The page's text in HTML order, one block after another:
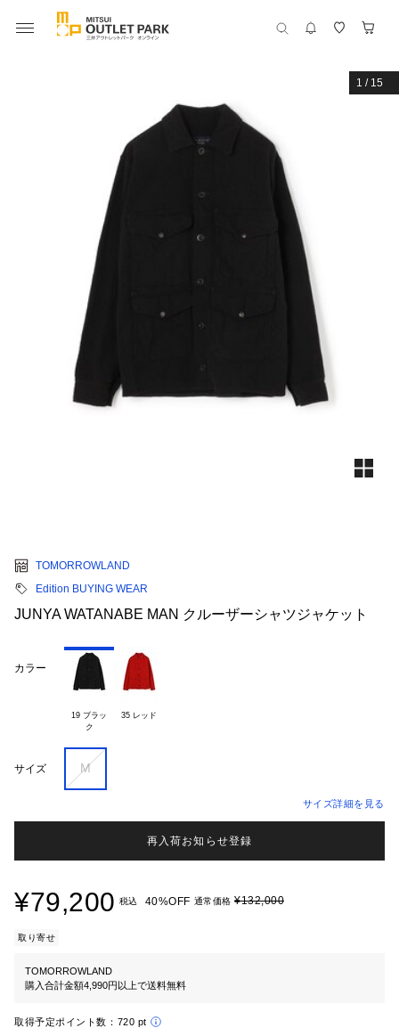
1 / 15
TOMORROWLAND
Edition BUYING WEAR
JUNYA WATANABE MAN クルーザーシャツジャケット
カラー
19 ブラッ
35 レッド
サイズ M
サイズ詳細を見る
再入荷お知らせ登録
¥79,200 税込 40%OFF 通常価格 ¥132,000
取り寄せ
TOMORROWLAND
購入合計金額4,990円以上で送料無料
取得予定ポイント数： 720 pt